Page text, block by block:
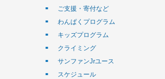
ご支援・寄付など
わんぱくプログラム
キッズプログラム
クライミング
サンファンJrユース
スケジュール